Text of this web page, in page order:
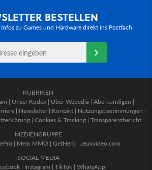
BESTELLEN
zu Games und Hardware direkt ins Postfach
RUBRIKEN
| Unser Kodex | Über Webedia | Abo kündigen |
| Newsletter | Kontakt | Nutzungsbestimmungen |
| Cookies & Tracking | Transparenzbericht
MEDIENGRUPPE
| Mein MMO | GetHero | Jeuxvideo.com
SOCIAL MEDIA
| Instagram | TikTok | WhatsApp